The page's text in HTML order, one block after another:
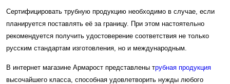
Сертифицировать трубную продукцию необходимо в случае, если
планируется поставлять её за границу. При этом настоятельно
рекомендуется получить удостоверение соответствия не только
русским стандартам изготовления, но и международным.
В интернет магазине Армарост представлены трубная продукция
высочайшего класса, способная удовлетворить нужды любого